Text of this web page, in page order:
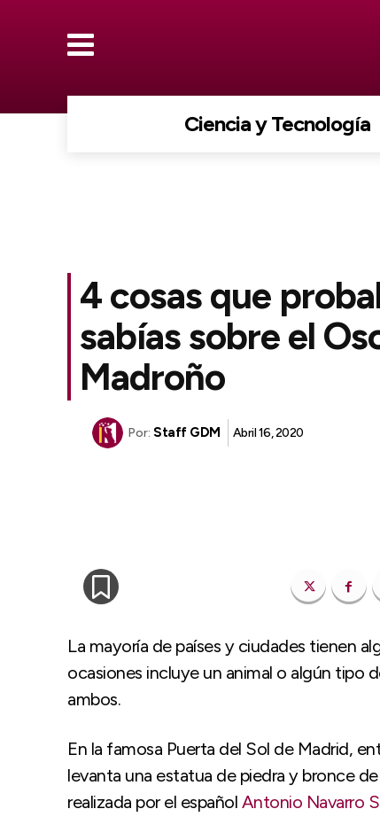
Ciencia y Tecnología
4 cosas que
sabías sobre el
Madroño
Por: Staff GDM Abril 16, 2020
La mayoría de países y ciudades tienen
ocasiones incluye un animal o algún tipo
ambos.
En la famosa Puerta del Sol de Madrid,
levanta una estatua de piedra y bronce
realizada por el español Antonio Navarro